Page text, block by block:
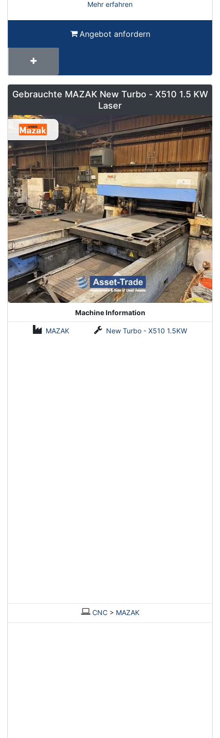
Mehr erfahren
Angebot anfordern
Gebrauchte MAZAK New Turbo - X510 1.5 KW
Laser
Machine Information
MAZAK New Turbo - X510 1.5KW
CNC> MAZAK